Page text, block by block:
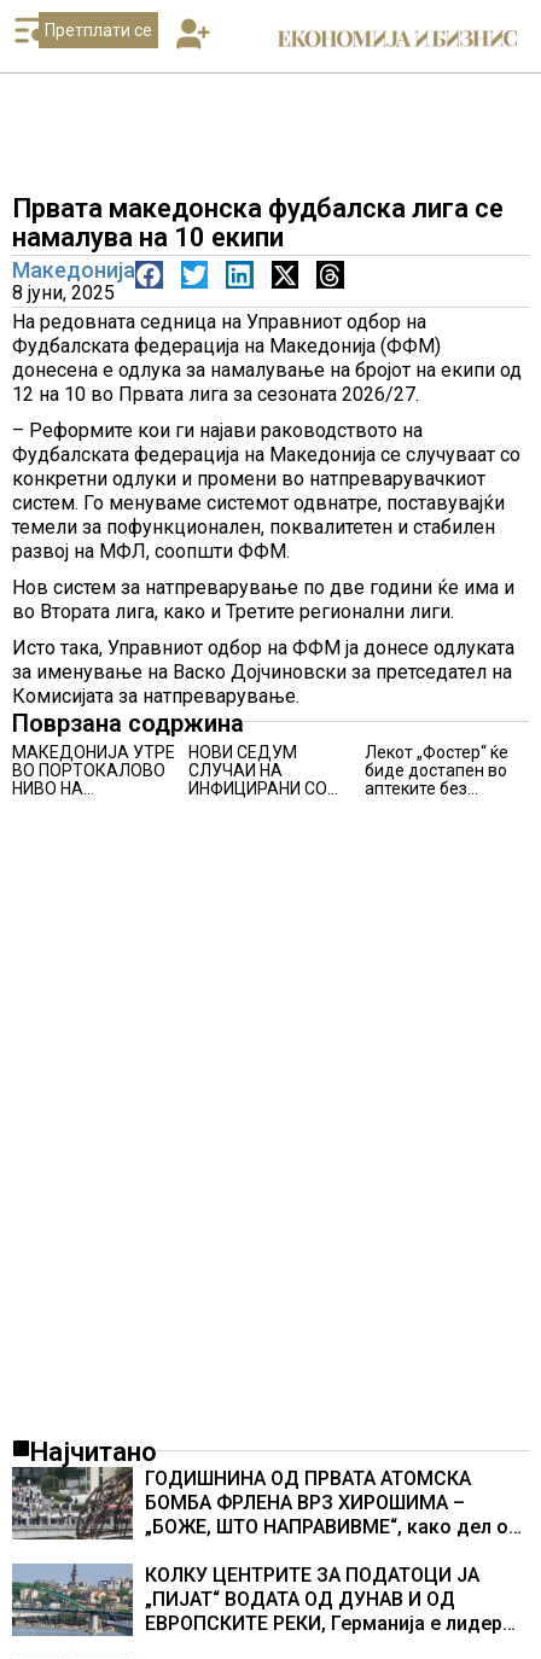
Претплати се
Првата македонска фудбалска лига се
намалува на 10 екипи
Македонија
8 јуни, 2025
На редовната седница на Управниот одбор на
Фудбалската федерација на Македонија (ФФМ)
донесена е одлука за намалување на бројот на екипи од
12 на 10 во Првата лига за сезоната 2026/27.
– Реформите кои ги најави раководството на
Фудбалската федерација на Македонија се случуваат со
конкретни одлуки и промени во натпреварувачкиот
систем. Го менуваме системот одвнатре, поставувајќи
темели за пофункционален, поквалитетен и стабилен
развој на МФЛ, соопшти ФФМ.
Нов систем за натпреварување по две години ќе има и
во Втората лига, како и Третите регионални лиги.
Исто така, Управниот одбор на ФФМ ја донесе одлуката
за именување на Васко Дојчиновски за претседател на
Комисијата за натпреварување.
Поврзана содржина
МАКЕДОНИЈА УТРЕ
ВО ПОРТОКАЛОВО
НИВО НА
НОВИ СЕДУМ
СЛУЧАИ НА
ИНФИЦИРАНИ СО
Лекот „Фостер“ ќе
биде достапен во
аптеките без
Најчитано
ГОДИШНИНА ОД ПРВАТА АТОМСКА
БОМБА ФРЛЕНА ВРЗ ХИРОШИМА –
„БОЖЕ, ШТО НАПРАВИВМЕ“, како дел од
учесниците во бомбардирањето го
доживуваа овој настан што го промени
текот на историјата
КОЛКУ ЦЕНТРИТЕ ЗА ПОДАТОЦИ ЈА
„ПИЈАТ“ ВОДАТА ОД ДУНАВ И ОД
ЕВРОПСКИТЕ РЕКИ, Германија е лидер